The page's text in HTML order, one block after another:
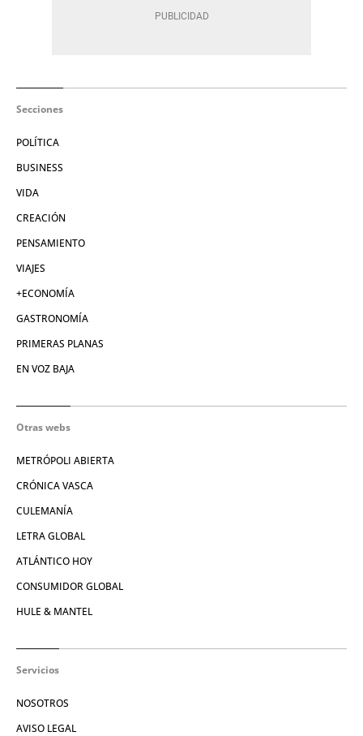
Secciones
POLÍTICA
BUSINESS
VIDA
CREACIÓN
PENSAMIENTO
VIAJES
+ECONOMÍA
GASTRONOMÍA
PRIMERAS PLANAS
EN VOZ BAJA
Otras webs
METRÓPOLI ABIERTA
CRÓNICA VASCA
CULEMANÍA
LETRA GLOBAL
ATLÁNTICO HOY
CONSUMIDOR GLOBAL
HULE & MANTEL
Servicios
NOSOTROS
AVISO LEGAL